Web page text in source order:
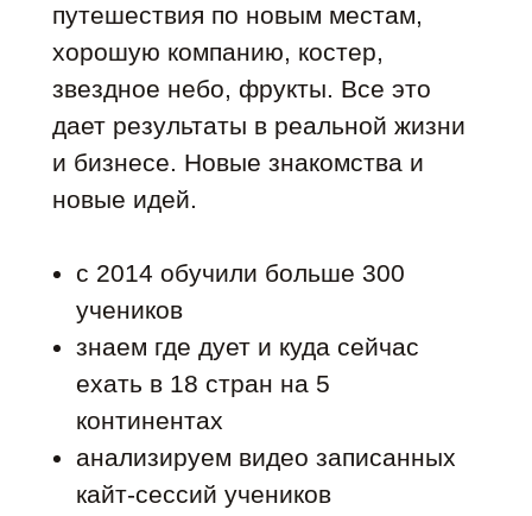
путешествия по новым местам,
хорошую компанию, костер,
звездное небо, фрукты. Все это
дает результаты в реальной жизни
и бизнесе. Новые знакомства и
новые идей.
с 2014 обучили больше 300
учеников
знаем где дует и куда сейчас
ехать в 18 стран на 5
континентах
анализируем видео записанных
кайт-сессий учеников